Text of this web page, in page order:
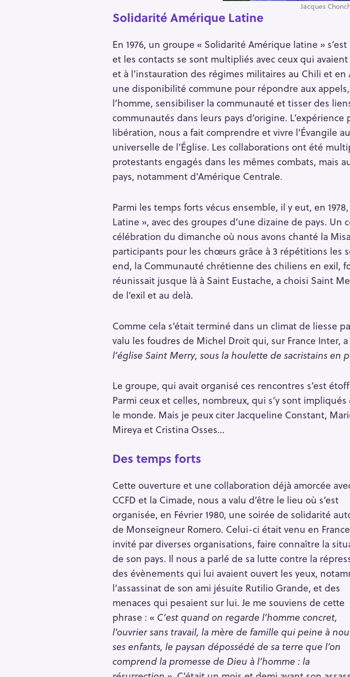
Jacques
Solidarité Amérique Latine
En 1976, un groupe « Solidarité Amérique latine »
et les contacts se sont multipliés avec ceux qui
et à l’instauration des régimes militaires au Chili et
une disponibilité commune pour répondre aux
l’homme, sensibiliser la communauté et tisser des
communautés dans leurs pays d’origine.
libération, nous a fait comprendre et vivre l’Évangile
universelle de l’Église. Les collaborations ont été
protestants engagés dans les mêmes combats, mais
pays, notamment d’Amérique Centrale.
Parmi les temps forts vécus ensemble, il y eut, en
Latine », avec des groupes d’une dizaine de pays.
célébration du dimanche où nous avons chanté la
participants pour les chœurs grâce à 3 répétitions les
end, la Communauté chrétienne des chiliens en exil,
réunissait jusque là à Saint Eustache, a choisi Saint
de l’exil et au delà.
Comme cela s’était terminé dans un climat de liesse
valu les foudres de Michel Droit qui, sur France Inter,
l’église Saint Merry, sous la houlette de sacristains en
Le groupe, qui avait organisé ces rencontres s’est
Parmi ceux et celles, nombreux, qui s’y sont
le monde. Mais je peux citer Jacqueline Constant,
Mireya et Cristina Osses…
Des temps forts
Cette ouverture et une collaboration déjà amorcée
CCFD et la Cimade, nous a valu d’être le lieu où s’est
organisée, en Février 1980, une soirée de solidarité
de Monseigneur Romero. Celui-ci était venu en
invité par diverses organisations, faire connaître la
de son pays. Il nous a parlé de sa lutte contre la
des évènements qui lui avaient ouvert les yeux,
l’assassinat de son ami jésuite Rutilio Grande, et des
menaces qui pesaient sur lui. Je me souviens de cette
phrase : « C’est quand on regarde l’homme concret,
l’ouvrier sans travail, la mère de famille qui peine à
ses enfants, le paysan dépossédé de sa terre que l’on
comprend la promesse de Dieu à l’homme : la